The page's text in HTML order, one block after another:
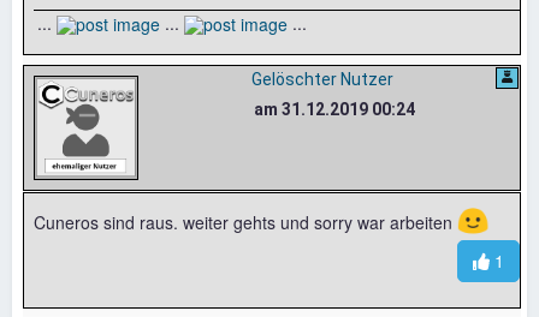
... ... ...
Gelöschter Nutzer
am 31.12.2019 00:24
Cuneros sind raus. weiter gehts und sorry war arbeiten 🙂
1